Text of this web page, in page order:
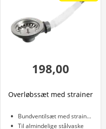
198,00
Overløbssæt med strainer
Bundventilsæt med strainer
Til almindelige stålvaske